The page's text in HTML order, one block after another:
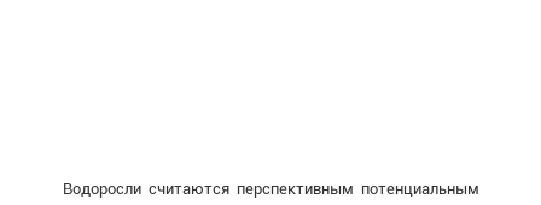
Водоросли считаются перспективным потенциальным